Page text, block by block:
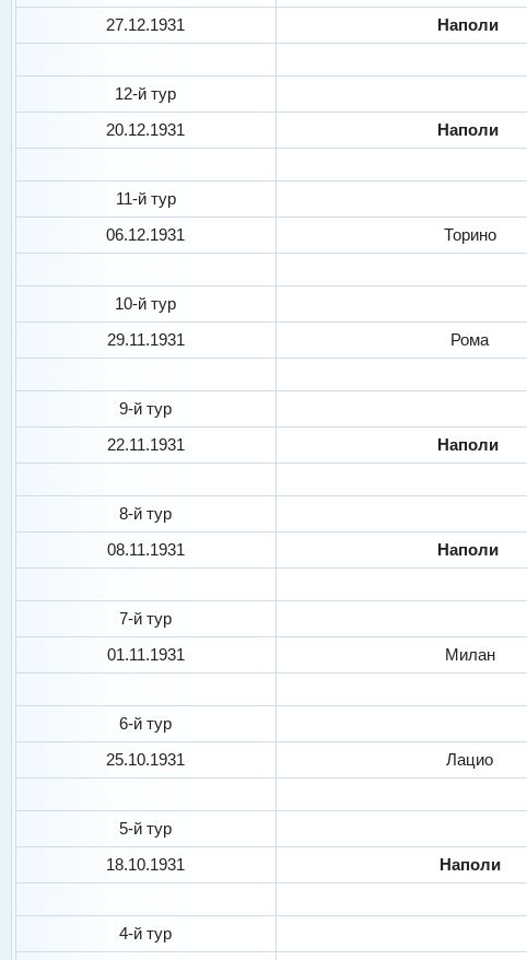
27.12.1931
Наполи
12-й тур
20.12.1931
Наполи
11-й тур
06.12.1931
Торино
10-й тур
29.11.1931
Рома
9-й тур
22.11.1931
Наполи
8-й тур
08.11.1931
Наполи
7-й тур
01.11.1931
Милан
6-й тур
25.10.1931
Лацио
5-й тур
18.10.1931
Наполи
4-й тур